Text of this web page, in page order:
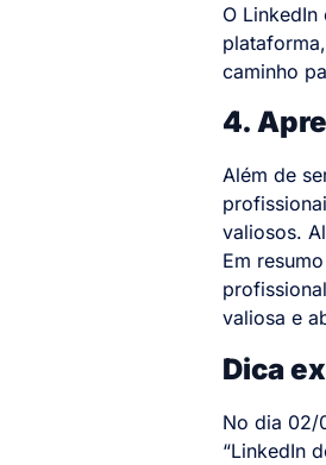
O
caminho
4.
Além de
valiosos.
Em
valiosa e
Dica
No dia 02/
“LinkedIn